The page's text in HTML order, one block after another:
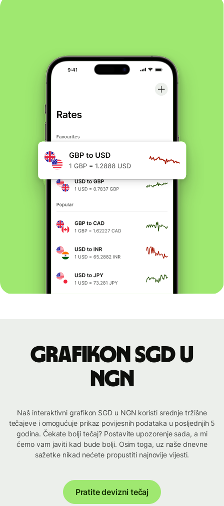
Grafikon SGD u
NGN
Naš interaktivni grafikon SGD u NGN koristi srednje tržišne
tečajeve i omogućuje prikaz povijesnih podataka u posljednjih 5
godina. Čekate bolji tečaj? Postavite upozorenje sada, a mi
ćemo vam javiti kad bude bolji. Osim toga, uz naše dnevne
sažetke nikad nećete propustiti najnovije vijesti.
Pratite devizni tečaj